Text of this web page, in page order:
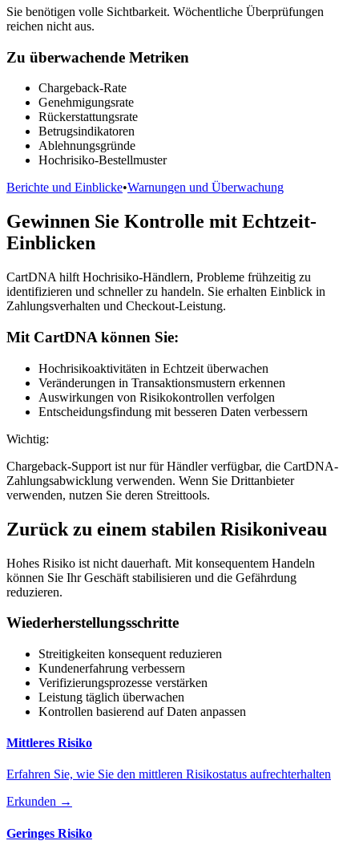
Sie benötigen volle Sichtbarkeit. Wöchentliche Überprüfungen
reichen nicht aus.
Zu überwachende Metriken
Chargeback-Rate
Genehmigungsrate
Rückerstattungsrate
Betrugsindikatoren
Ablehnungsgründe
Hochrisiko-Bestellmuster
Berichte und Einblicke•Warnungen und Überwachung
Gewinnen Sie Kontrolle mit Echtzeit-
Einblicken
CartDNA hilft Hochrisiko-Händlern, Probleme frühzeitig zu
identifizieren und schneller zu handeln. Sie erhalten Einblick in
Zahlungsverhalten und Checkout-Leistung.
Mit CartDNA können Sie:
Hochrisikoaktivitäten in Echtzeit überwachen
Veränderungen in Transaktionsmustern erkennen
Auswirkungen von Risikokontrollen verfolgen
Entscheidungsfindung mit besseren Daten verbessern
Wichtig:
Chargeback-Support ist nur für Händler verfügbar, die CartDNA-
Zahlungsabwicklung verwenden. Wenn Sie Drittanbieter
verwenden, nutzen Sie deren Streittools.
Zurück zu einem stabilen Risikoniveau
Hohes Risiko ist nicht dauerhaft. Mit konsequentem Handeln
können Sie Ihr Geschäft stabilisieren und die Gefährdung
reduzieren.
Wiederherstellungsschritte
Streitigkeiten konsequent reduzieren
Kundenerfahrung verbessern
Verifizierungsprozesse verstärken
Leistung täglich überwachen
Kontrollen basierend auf Daten anpassen
Mittleres Risiko
Erfahren Sie, wie Sie den mittleren Risikostatus aufrechterhalten
Erkunden →
Geringes Risiko